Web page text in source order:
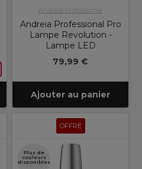
Andreia Professional
Andreia Professional Pro
Lampe Revolution -
Lampe LED
79,99 €
Ajouter au panier
OFFRE
Plus de
couleurs
disponibles